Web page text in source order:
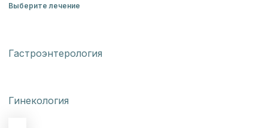
Выберите лечение
Гастроэнтерология
Гинекология